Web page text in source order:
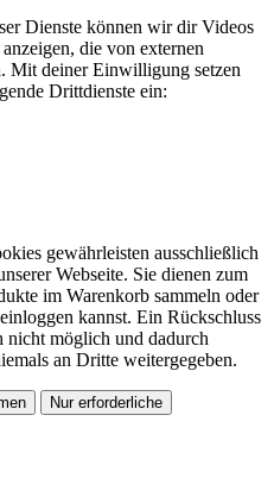
Dienste können wir dir Videos
die von externen
Mit deiner Einwilligung setzen
Drittdienste ein:
gewährleisten ausschließlich
Webseite. Sie dienen zum
im Warenkorb sammeln oder
kannst. Ein Rückschluss
nicht möglich und dadurch
an Dritte weitergegeben.
Nur erforderliche